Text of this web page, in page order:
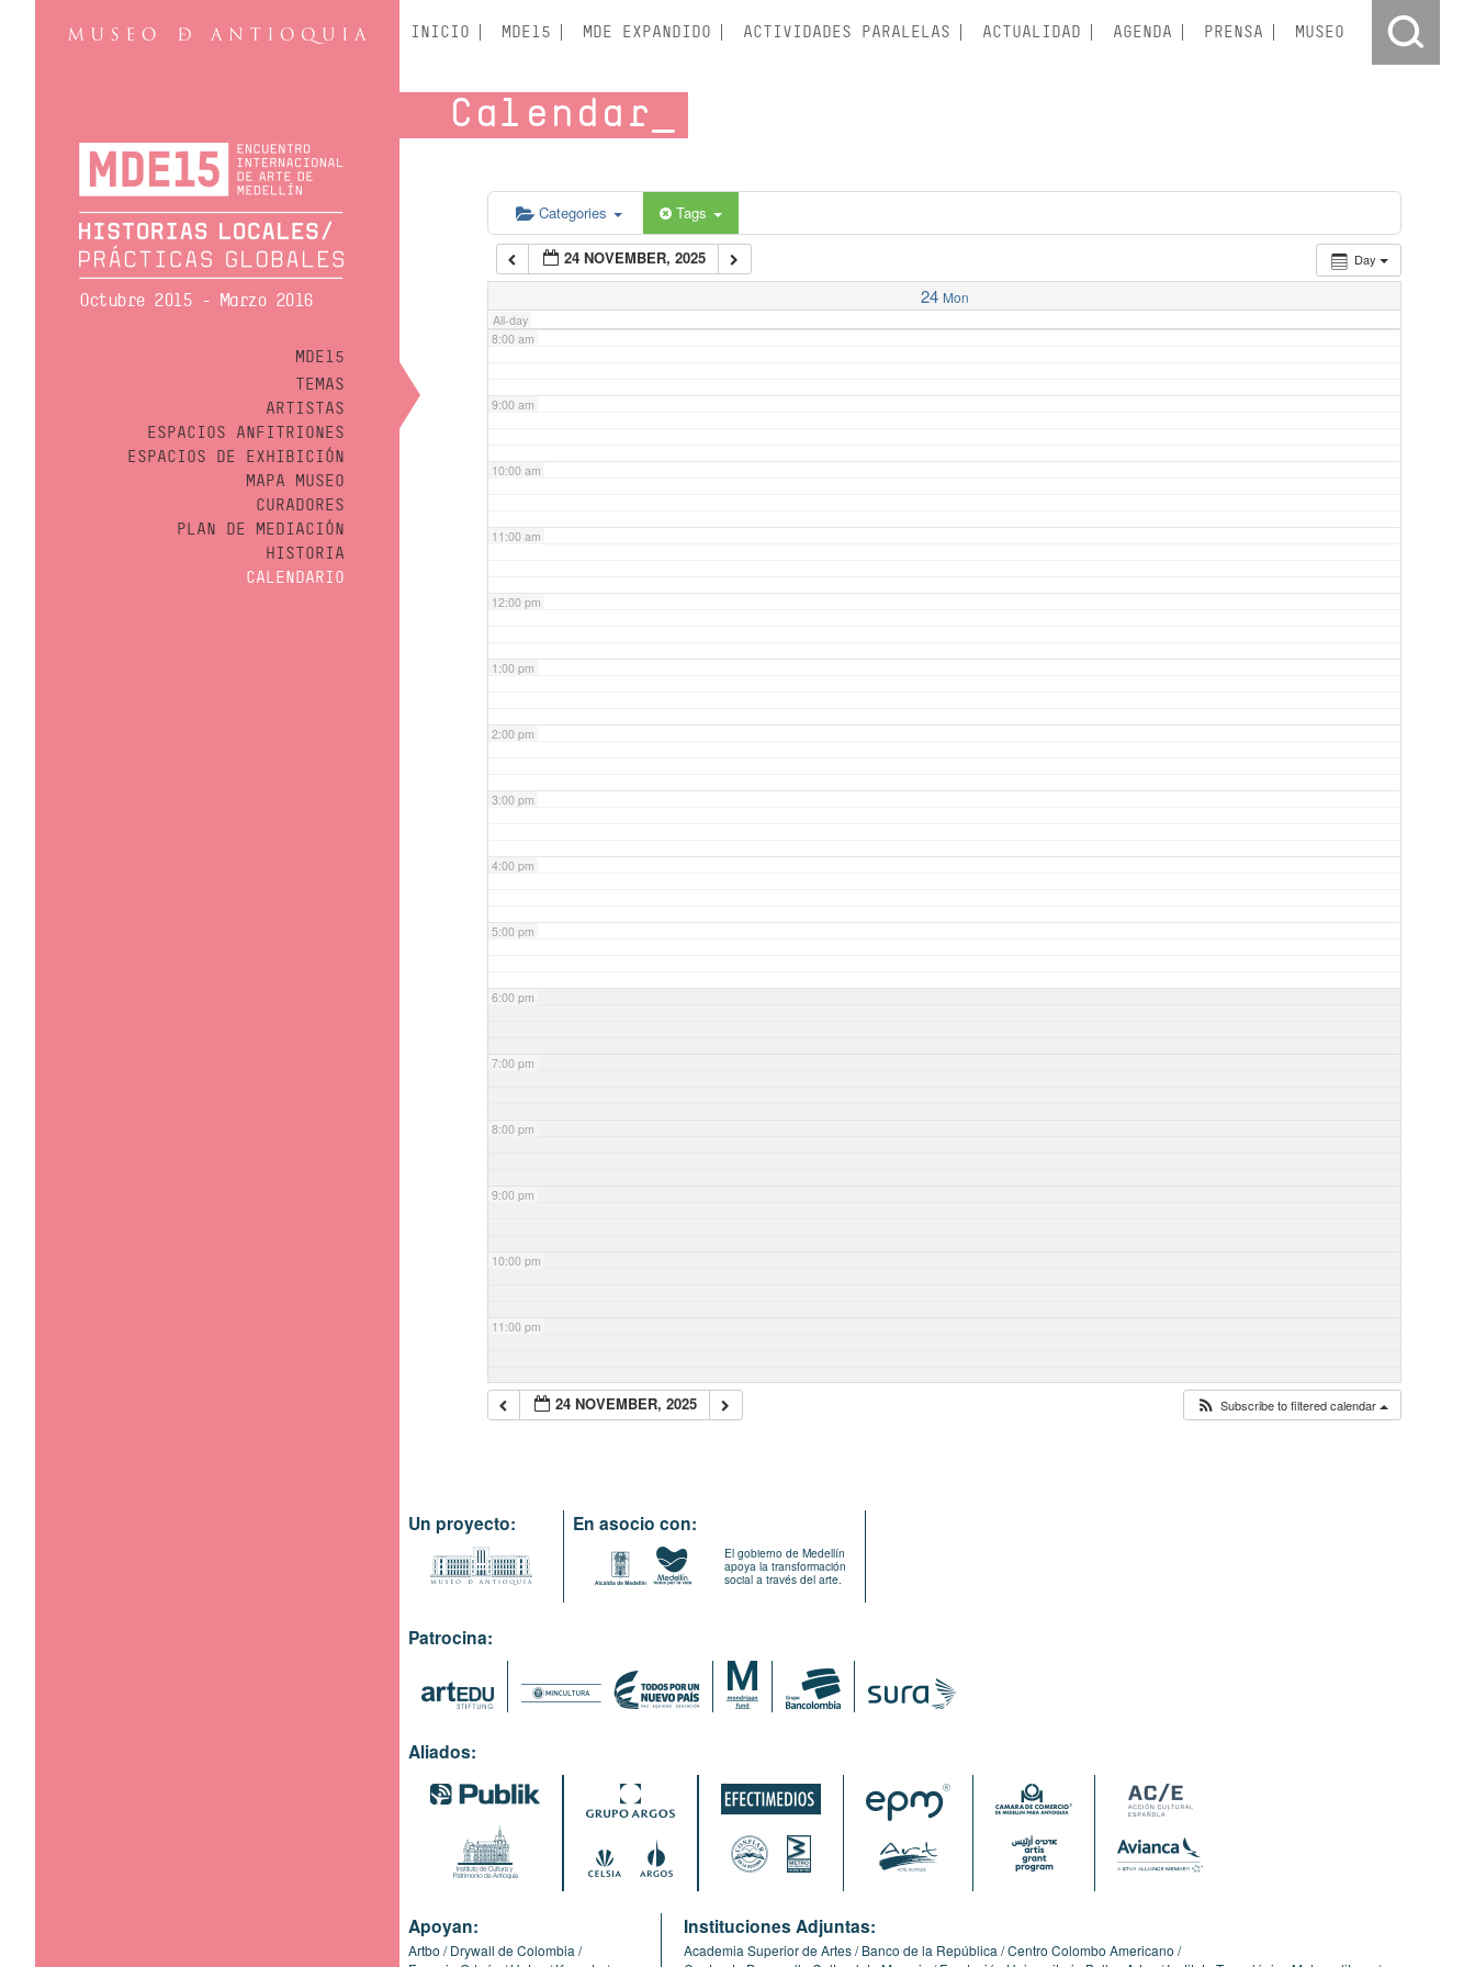
Octubre 2015 - Marzo 2016
MDE15
TEMAS
ARTISTAS
ESPACIOS ANFITRIONES
ESPACIOS DE EXHIBICIÓN
MAPA MUSEO
CURADORES
PLAN DE MEDIACIÓN
HISTORIA
CALENDARIO
INICIO MDE15 MDE EXPANDIDO ACTIVIDADES PARALELAS ACTUALIDAD AGENDA PRENSA MUSEO
Calendar
Categories Tags
Day
24 NOVEMBER, 2025
24 Mon
All-day
5:00 am
6:00 am
7:00 am
8:00 am
9:00 am
10:00 am
11:00 am
12:00 pm
1:00 pm
2:00 pm
3:00 pm
4:00 pm
5:00 pm
6:00 pm
7:00 pm
8:00 pm
9:00 pm
10:00 pm
11:00 pm
24 NOVEMBER, 2025 Subscribe to filtered calendar
Un proyecto: En asocio con:
El gobierno de Medellín
apoya la transformación
social a través del arte.
Patrocina:
Aliados:
Apoyan:
Artbo
Drywall de Colombia
Instituciones Adjuntas:
Academia Superior de Artes Banco de la República Centro Colombo Americano